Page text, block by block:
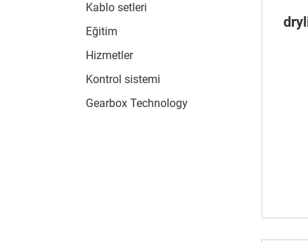
Kablo setleri
Eğitim
Hizmetler
Kontrol sistemi
Gearbox Technology